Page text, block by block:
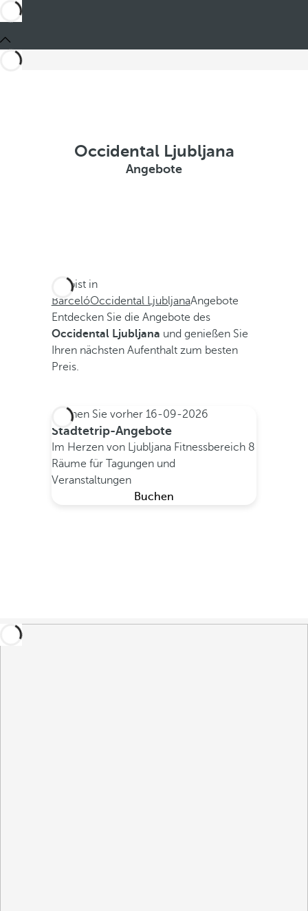
Occidental Ljubljana
Angebote
Du bist in
BarcelóOccidental LjubljanaAngebote
Entdecken Sie die Angebote des
Occidental Ljubljana und genießen Sie
Ihren nächsten Aufenthalt zum besten
Preis.
Buchen Sie vorher 16-09-2026
Städtetrip-Angebote
Im Herzen von Ljubljana Fitnessbereich 8
Räume für Tagungen und
Veranstaltungen
Buchen